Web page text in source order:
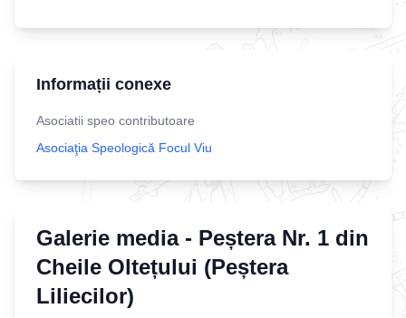
Informații conexe
Asociatii speo contributoare
Asociaţia Speologică Focul Viu
Galerie media - Peștera Nr. 1 din
Cheile Oltețului (Peștera
Liliecilor)